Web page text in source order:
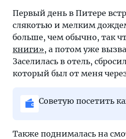
Первый день в Питере
слякотью и мелким
больше, чем обычно, так
книги», а потом уже
Заселилась в отель,
который был от меня
Советую посетить
Также поднималась на